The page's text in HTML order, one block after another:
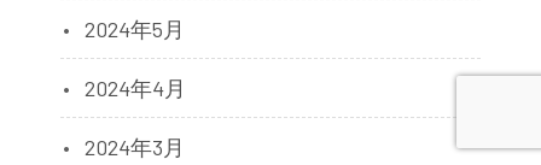
2024年5月
2024年4月
2024年3月